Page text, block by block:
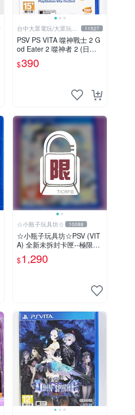
台中大眾電玩/大眾玩具
店
11527
PSV PS VITA 噬神戰士 2 G
od Eater 2 噬神者 2 (日文
版)(全新未拆)【台中大眾電
玩】
$390
☆小瓶子玩具坊☆ 10088
☆小瓶子玩具坊☆PSV (VIT
A) 全新未拆封卡匣--極限凸
起 萌萌水晶
$1,290